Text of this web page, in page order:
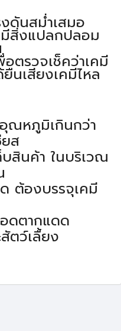
ดันสม่ำเสมอ
สิ่งแปลกปลอม
ตรวจเช็คว่าเคมี
นเสียงเคมีไหล
ณหภูมิเกินกว่า
ส
สินค้า ในบริเวณ
ต้องบรรจุเคมี
ดตากแดด
ตว์เลื้ยง